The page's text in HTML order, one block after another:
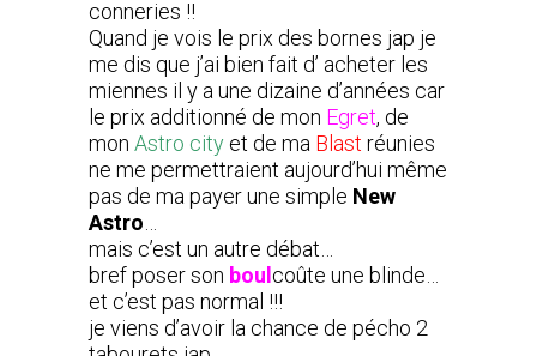
conneries !!
Quand je vois le prix des bornes jap je
me dis que j’ai bien fait d’ acheter les
miennes il y a une dizaine d’années car
le prix additionné de mon Egret, de
mon Astro city et de ma Blast réunies
ne me permettraient aujourd’hui même
pas de ma payer une simple New
Astro
mais c’est un autre débat…
bref poser son boul coûte une blinde…
et c’est pas normal !!!
je viens d’avoir la chance de pécho 2